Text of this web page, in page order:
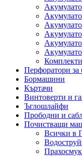
Перфоратори за
Бормашини
Къртачи
Винтоверти и
Ъглошлайфи
Прободни и
Почистващи
Всички в